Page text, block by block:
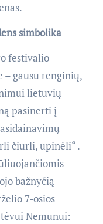
simbolika
festivalio
– gausu renginių,
lietuvių
pasinerti į
čiurli, upinėli“ .
bažnyčią
7-osios
Nemunui: